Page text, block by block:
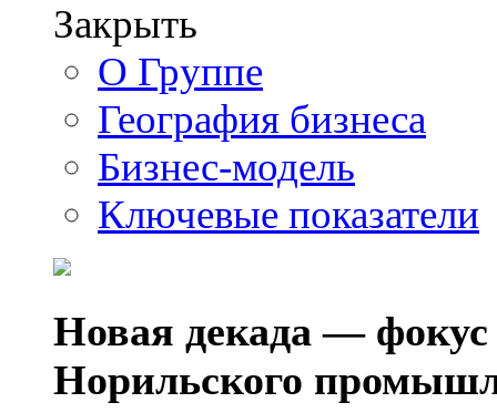
Закрыть
О Группе
География бизнеса
Бизнес-модель
Ключевые показатели
Новая декада — фокус
Норильского